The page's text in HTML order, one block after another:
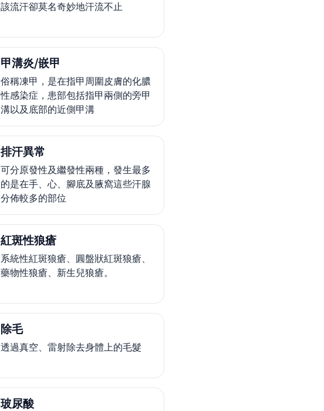
該流汗卻莫名奇妙地汗流不止
甲溝炎/嵌甲
俗稱凍甲，是在指甲周圍皮膚的化膿
性感染症，患部包括指甲兩側的旁甲
溝以及底部的近側甲溝
排汗異常
可分原發性及繼發性兩種，發生最多
的是在手、心、腳底及腋窩這些汗腺
分佈較多的部位
紅斑性狼瘡
系統性紅斑狼瘡、圓盤狀紅斑狼瘡、
藥物性狼瘡、新生兒狼瘡。
除毛
透過真空、雷射除去身體上的毛髮
玻尿酸